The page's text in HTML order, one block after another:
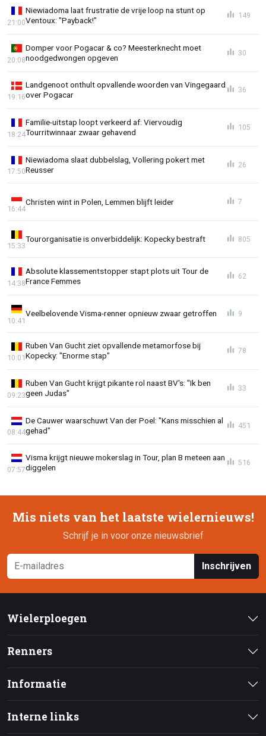
Niewiadoma laat frustratie de vrije loop na stunt op
Ventoux: "Payback!"
21:00
149
Domper voor Pogacar & co? Meesterknecht moet
noodgedwongen opgeven
20:08
30
Landgenoot onthult opvallende woorden van Vingegaard
over Pogacar
19:16
36
Familie-uitstap loopt verkeerd af: Viervoudig
Tourritwinnaar zwaar gehavend
18:24
105
Niewiadoma slaat dubbelslag, Vollering pokert met
Reusser
17:50
26
Christen wint in Polen, Lemmen blijft leider
16:44
7
Tourorganisatie is onverbiddelijk: Kopecky bestraft
15:33
805
Absolute klassementstopper stapt plots uit Tour de
France Femmes
14:38
62
Veelbelovende Visma-renner opnieuw zwaar getroffen
10:41
9
Ruben Van Gucht ziet opvallende metamorfose bij
Kopecky: "Enorme stap"
10:01
78
Ruben Van Gucht krijgt pikante rol naast BV's: "Ik ben
geen Judas"
09:23
33
De Cauwer waarschuwt Van der Poel: "Kans misschien al
gehad"
08:44
451
Visma krijgt nieuwe mokerslag in Tour, plan B meteen aan
diggelen
07:57
516
Mis niets van het laatste wielernieuws!
Schrijf je in voor onze nieuwsbrief
Inschrijven
Wielerploegen
Renners
Informatie
Interne links